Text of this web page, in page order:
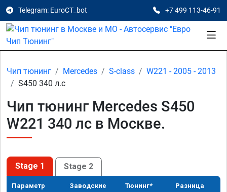
Telegram: EuroCT_bot +7 499 113-46-91
Чип тюнинг Mercedes S-class
W221 - 2005 - 2013
S450 340 л.с
Чип тюнинг Mercedes S450
W221 340 лс в Москве.
Stage 1 Stage 2
Параметр Заводские Тюнинг* Разница